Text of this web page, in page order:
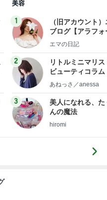
美容
1
（旧アカウント
ブログ【アラフォ
社売却セカンドラ
エマの日記
2
リトルミニマリス
ビューティコラ
little
uty colum
あねっさ／anessa
3
美人になれる、た
んの魔法
hiromi